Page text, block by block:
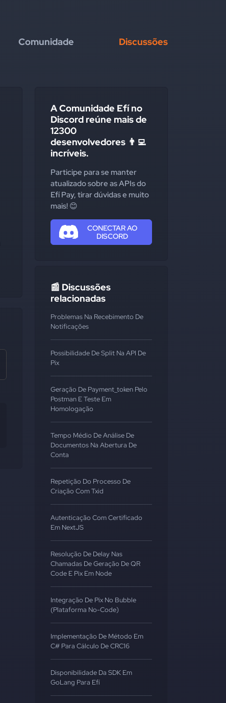
Comunidade Discussões
A Comunidade Efí no
Discord reúne mais de
12300
desenvolvedores 👨‍💻
incríveis.
Participe para se manter
atualizado sobre as APIs do
Efí Pay, tirar dúvidas e muito
mais! 😊
CONECTAR AO
DISCORD
📰 Discussões
relacionadas
Problemas Na Recebimento De
Notificações
Possibilidade De Split Na API De
Pix
Geração De Payment_token Pelo
Postman E Teste Em
Homologação
Tempo Médio De Análise De
Documentos Na Abertura De
Conta
Repetição Do Processo De
Criação Com Txid
Autenticação Com Certificado
Em NextJS
Resolução De Delay Nas
Chamadas De Geração De QR
Code E Pix Em Node
Integração De Pix No Bubble
(Plataforma No-Code)
Implementação De Método Em
C# Para Cálculo De CRC16
Disponibilidade Da SDK Em
GoLang Para Efí